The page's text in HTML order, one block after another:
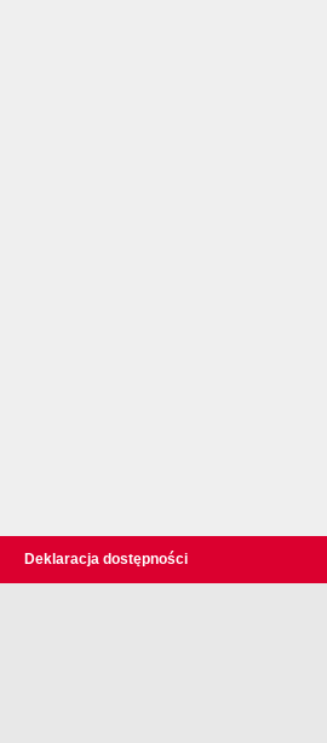
Deklaracja dostępności